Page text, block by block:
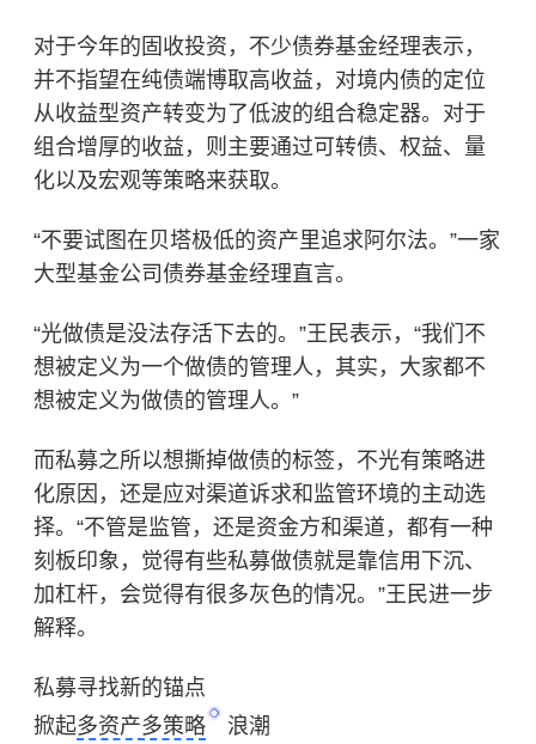
对于今年的固收投资，不少债券基金经理表示，
并不指望在纯债端博取高收益，对境内债的定位
从收益型资产转变为了低波的组合稳定器。对于
组合增厚的收益，则主要通过可转债、权益、量
化以及宏观等策略来获取。
“不要试图在贝塔极低的资产里追求阿尔法。”一家
大型基金公司 债券基金经理直言。
“光做债是没法存活下去的。”王民表示，“我们不
想被定义为一个做债的管理人，其实，大家都不
想被定义为做债的管理人。”
而私募之所以想撕掉做债的标签，不光有策略进
化原因，还是应对渠道诉求和监管环境的主动选
择。“不管是监管，还是资金方和渠道，都有一种
刻板印象，觉得有些私募做债就是靠信用下沉、
加杠杆，会觉得有很多灰色的情况。”王民进一步
解释。
私募寻找新的锚点
掀起多资产多策略 浪潮